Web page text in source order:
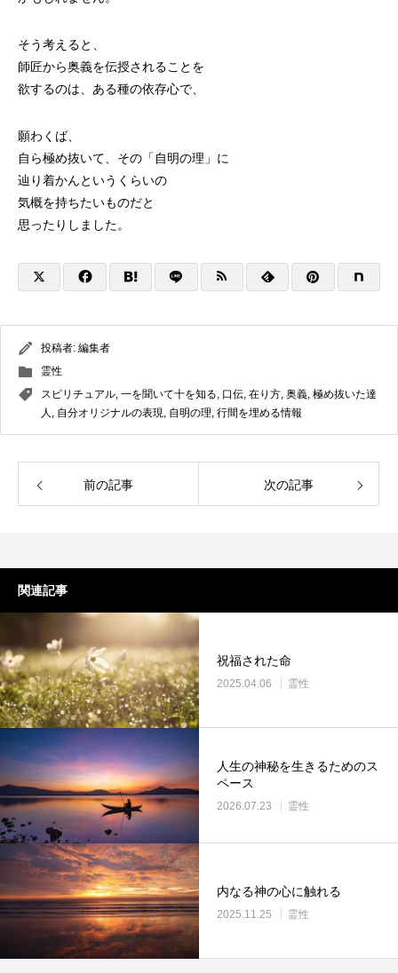
そう考えると、
師匠から奥義を伝授されることを
欲するのは、ある種の依存心で、
願わくば、
自ら極め抜いて、その「自明の理」に
辿り着かんというくらいの
気概を持ちたいものだと
思ったりしました。
投稿者: 編集者
霊性
スピリチュアル, 一を聞いて十を知る, 口伝, 在り方, 奥義, 極め抜いた達
人 , 自分オリジナルの表現, 自明の理, 行間を埋める情報
前の記事 次の記事
関連記事
祝福された命
2025.04.06 霊性
人生の神秘を生きるためのス
ペース
2026.07.23 霊性
内なる神の心に触れる
2025.11.25 霊性